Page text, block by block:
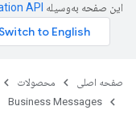
این صفحه به‌وسیله
صفحه اصلی محصولات
Business Messages